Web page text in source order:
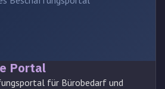
Portal
für Bürobedarf und